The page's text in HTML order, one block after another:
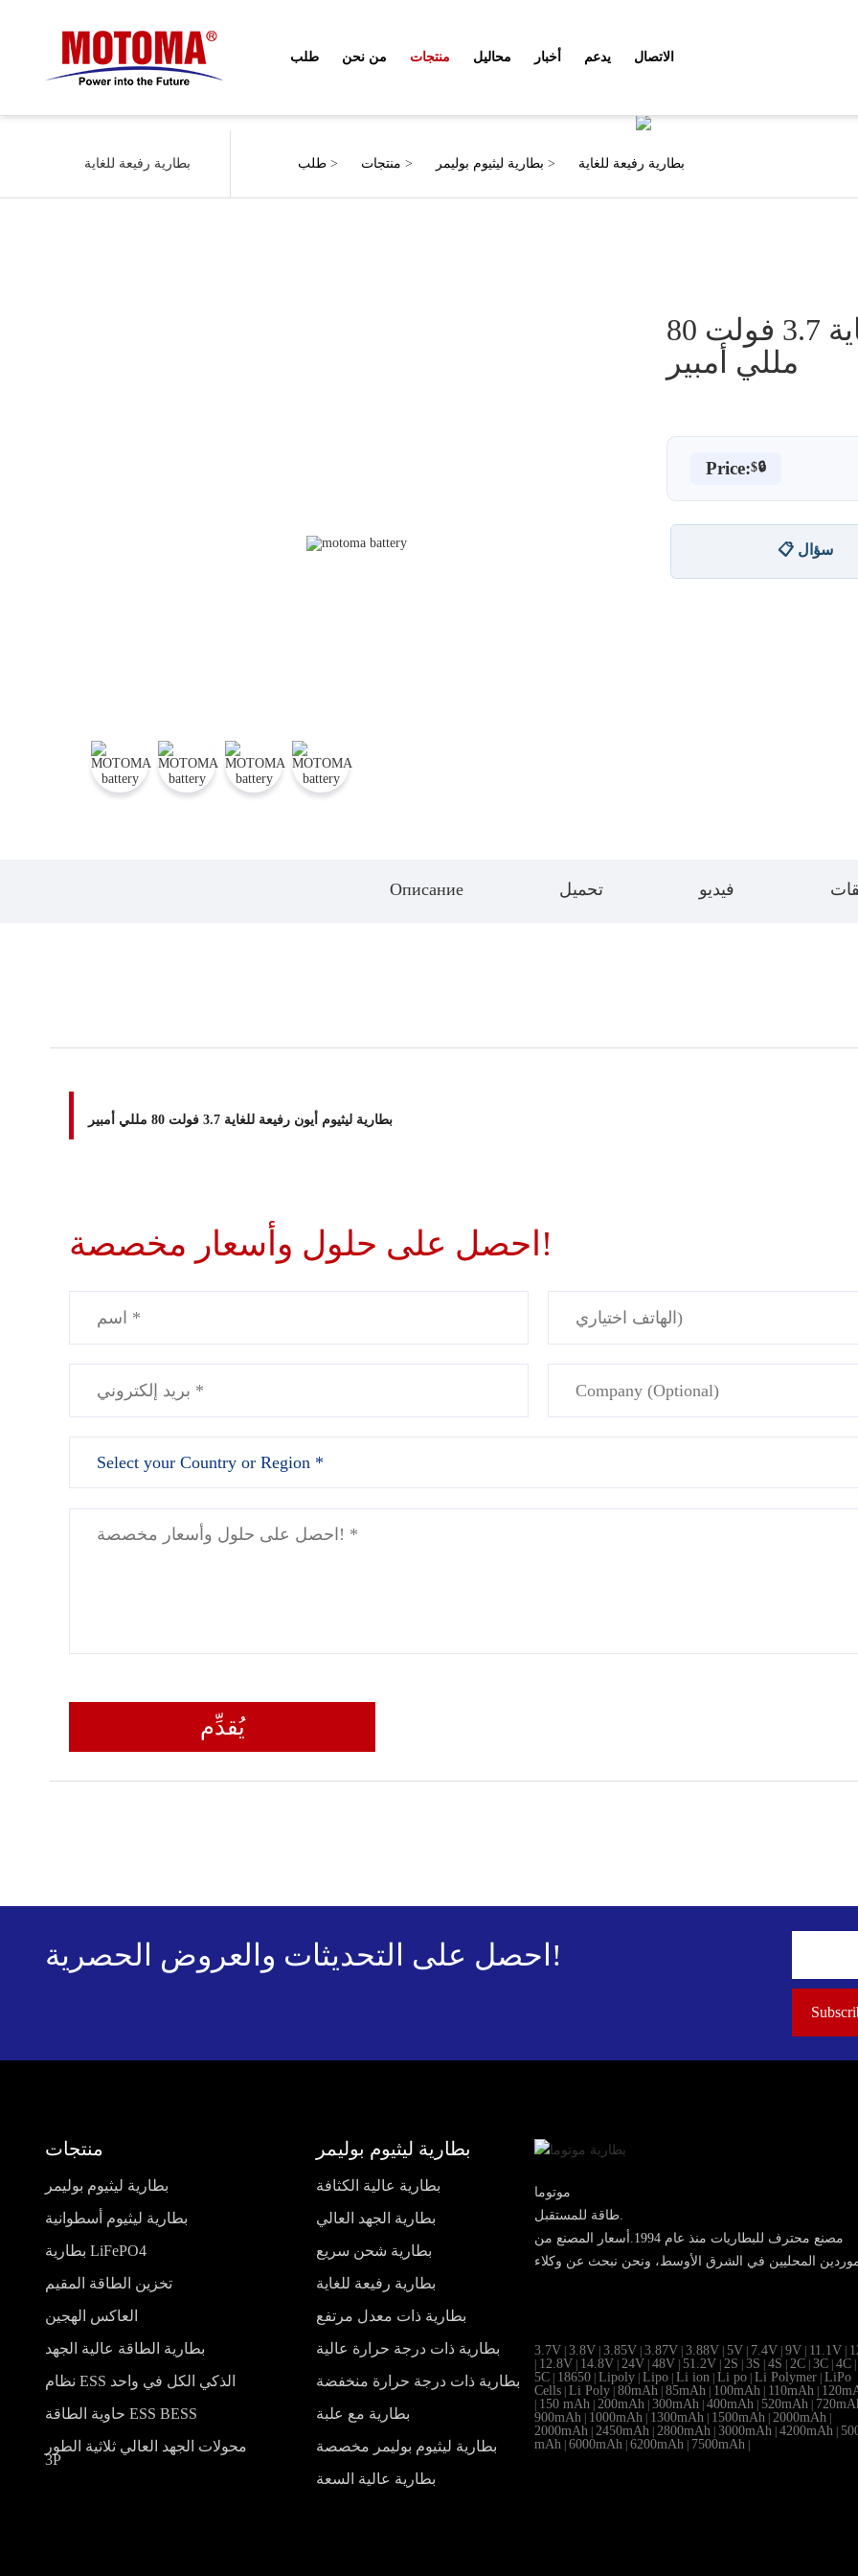
طلب من نحن منتجات محاليل أخبار يدعم الاتصال
منتجات
بطارية رفيعة للغاية طلب > منتجات > بطارية ليثيوم بوليمر > بطارية رفيعة للغاية
بطارية ليثيوم أيون رفيعة للغاية 3.7 فولت 80
مللي أمبير
Price:$🔒
📋 سؤال
Описание تحميل فيديو
بطارية ليثيوم أيون رفيعة للغاية 3.7 فولت 80 مللي أمبير
احصل على حلول وأسعار مخصصة!
يُقدِّم
احصل على التحديثات والعروض الحصرية!
منتجات
بطارية ليثيوم بوليمر
بطارية ليثيوم أسطوانية
بطارية LiFePO4
تخزين الطاقة المقيم
العاكس الهجين
بطارية الطاقة عالية الجهد
نظام ESS الذكي الكل في واحد
حاوية الطاقة ESS BESS
محولات الجهد العالي ثلاثية الطور
3P
بطارية ليثيوم بوليمر
بطارية عالية الكثافة
بطارية الجهد العالي
بطارية شحن سريع
بطارية رفيعة للغاية
بطارية ذات معدل مرتفع
بطارية ذات درجة حرارة عالية
بطارية ذات درجة حرارة منخفضة
بطارية مع علبة
بطارية ليثيوم بوليمر مخصصة
بطارية عالية السعة
موتوما
مصنع محترف للبطاريات منذ عام 1994.أسعار المصنع من
3.7V |3.8V |3.85V |3.87V |3.88V 5V 7.4V |9V 11.1V
12.8V 14.8V |24V |48V 51.2V |2S |3S |4S |2C |3C |4C
5C 18650 |Lipoly |Lipo |Li ion |Li po |Li Polymer |LiPo
Cells |Li Poly |80mAh |85mAh 100mAh 110mAh
150 mAh |200mAh |300mAh |400mAh 520mAh
900mAh 1000mAh 1300mAh 1500mAh |2000mAh
2000mAh |2450mAh |2800mAh |3000mAh |4200mAh
mAh |6000mAh |6200mAh 7500mAh